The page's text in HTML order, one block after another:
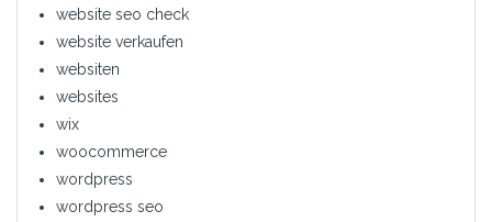
website seo check
website verkaufen
websiten
websites
wix
woocommerce
wordpress
wordpress seo